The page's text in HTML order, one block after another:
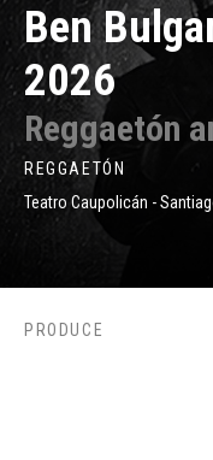
Ben
2026
Reggaetón
REGGAETÓN
Teatro Caupolicán -
PRODUCE